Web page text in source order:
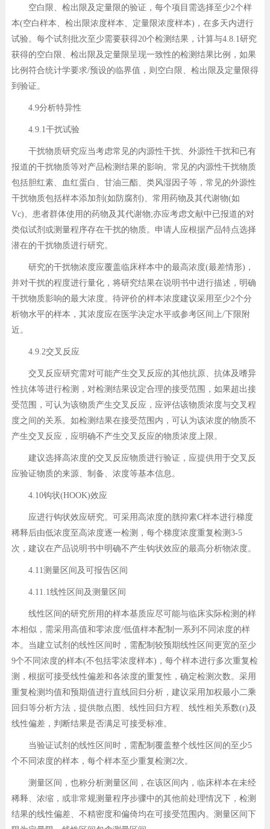
空白限、检出限及定量限的验证，每个项目需选择至少2个样
本(空白样本、检出限浓度样本、定量限浓度样本)，在多天内进行
试验。每个试剂批次至少需要获得20个检测结果，计算与4.8.1研究
获得的空白限、检出限及定量限呈现一致性的检测结果比例，如果
比例符合统计学要求/预设的临界值，则空白限、检出限及定量限得
到验证。
4.9分析特异性
4.9.1干扰试验
干扰物质研究应当考虑常见的内源性干扰、外源性干扰和已有
报道的干扰物质等对产品检测结果的影响。常见的内源性干扰物质
包括胆红素、血红蛋白、甘油三酯、类风湿因子等，常见的外源性
干扰物质包括样本添加剂(如防腐剂)、常用药物及其代谢物(如
Vc)、患者群体使用的药物及其代谢物;亦应考虑文献中已报道的对
类似试剂或测量程序存在干扰的物质。申请人应根据产品特点选择
潜在的干扰物质进行研究。
研究的干扰物浓度应覆盖临床样本中的最高浓度(最差情形)，
并对干扰的程度进行量化，将研究结果在说明书中进行描述，明确
干扰物质影响的最大浓度。待评价的样本浓度建议采用至少2个分
析物水平的样本，其浓度应在医学决定水平或参考区间上/下限附
近。
4.9.2交叉反应
交叉反应研究需对可能产生交叉反应的其他抗原、抗体及嗜异
性抗体等进行检测，对检测结果设定合理的接受范围，如果超出接
受范围，可认为该物质产生交叉反应，应评估该物质浓度与交叉程
度之间的关系。如检测结果在接受范围内，可认为该浓度的物质不
产生交叉反应，应明确不产生交叉反应的物质浓度上限。
建议选择高浓度的交叉反应物质进行验证，应提供用于交叉反
应验证物质的来源、制备、浓度等基本信息。
4.10钩状(HOOK)效应
应进行钩状效应研究。可采用高浓度的胱抑素C样本进行梯度
稀释后由低浓度至高浓度逐一检测，每个梯度浓度重复检测3-5
次，建议在产品说明书中明确不产生钩状效应的最高分析物浓度。
4.11测量区间及可报告区间
4.11.1线性区间及测量区间
线性区间的研究所用的样本基质应尽可能与临床实际检测的样
本相似，需采用高值和零浓度/低值样本配制一系列不同浓度的样
本。当建立试剂的线性区间时，需配制较预期线性区间更宽的至少
9个不同浓度的样本(不包括零浓度样本)，每个样本进行多次重复检
测，根据可接受线性偏差和各浓度的重复性，确定检测次数。采用
重复检测均值和预期值进行直线回归分析，建议采用加权最小二乘
回归等分析方法，提供散点图、线性回归方程、线性相关系数(r)及
线性偏差，判断结果是否满足可接受标准。
当验证试剂的线性区间时，需配制覆盖整个线性区间的至少5
个不同浓度的样本，每个样本至少重复检测2次。
测量区间，也称分析测量区间，在该区间内，临床样本在未经
稀释、浓缩，或非常规测量程序步骤中的其他前处理情况下，检测
结果的线性偏差、不精密度和偏倚均在可接受范围内。测量区间下